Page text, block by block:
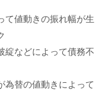
て値動きの振れ幅が生
綻などによって債務不
為替の値動きによって